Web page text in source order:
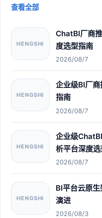
查看全部
HENGSHI
ChatBI厂商
度选型指南
2026/08/7
HENGSHI
企业级BI厂
指南
2026/08/7
HENGSHI
企业级
析平台深度
2026/08/7
HENGSHI
BI平台云原
演进
2026/08/3